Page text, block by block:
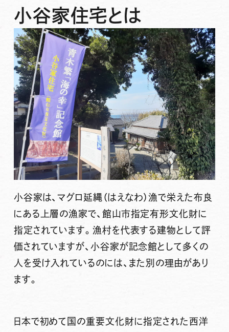
小谷家住宅とは
小谷家は、マグロ延縄（はえなわ）漁で栄えた布良
にある上層の漁家で、館山市指定有形文化財に
指定されています。漁村を代表する建物として評
価されていますが、小谷家が記念館として多くの
人を受け入れているのには、また別の理由があり
ます。
日本で初めて国の重要文化財に指定された西洋